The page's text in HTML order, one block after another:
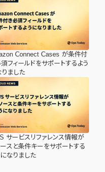
Connect Cases が条件付
フィールドをサポートするよう
りました
サービスリファレンス情報が
ースと条件キーをサポートする
なりました